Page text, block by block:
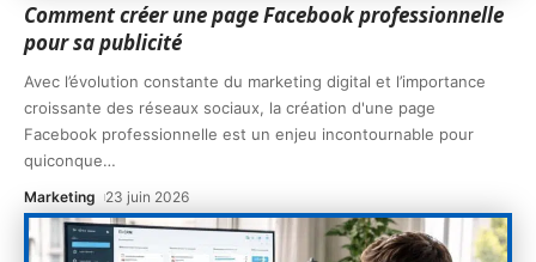
Comment créer une page Facebook professionnelle
pour sa publicité
Avec l’évolution constante du marketing digital et l’importance
croissante des réseaux sociaux, la création d'une page
Facebook professionnelle est un enjeu incontournable pour
quiconque…
Marketing 23 juin 2026